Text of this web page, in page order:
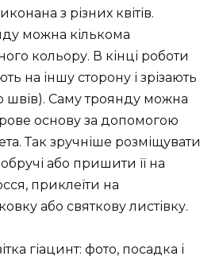
з різних квітів.
можна кількома
кольору. В кінці роботи
на іншу сторону і зрізають
швів). Саму троянду можна
основу за допомогою
Так зручніше розміщувати
або пришити її на
приклеїти на
або святкову листівку.
гіацинт: фото, посадка і